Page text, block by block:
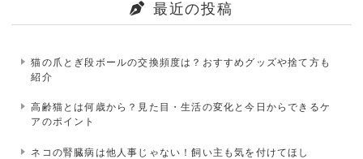
最近の投稿
猫の爪とぎ段ボールの交換頻度は？おすすめグッズや捨て方も
紹介
高齢猫とは何歳から？見た目・生活の変化と今日からできるケ
アのポイント
ネコの腎臓病は他人事じゃない！飼い主も気を付けてほし